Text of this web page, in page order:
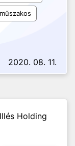
2020. 08. 11.
Illés Holding